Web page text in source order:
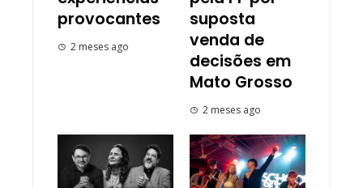
provocantes
2 meses ago
suposta
venda de
decisões em
Mato Grosso
2 meses ago